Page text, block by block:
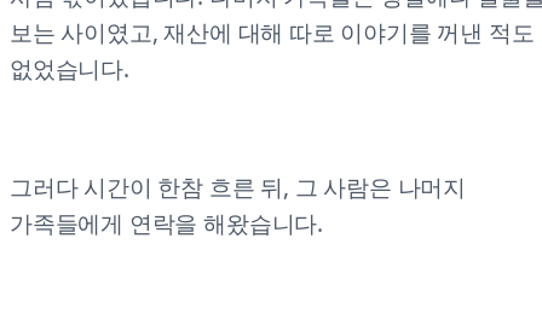
보는 사이였고, 재산에 대해 따로 이야기를 꺼낸 적도
없었습니다.
그러다 시간이 한참 흐른 뒤, 그 사람은 나머지
가족들에게 연락을 해왔습니다.